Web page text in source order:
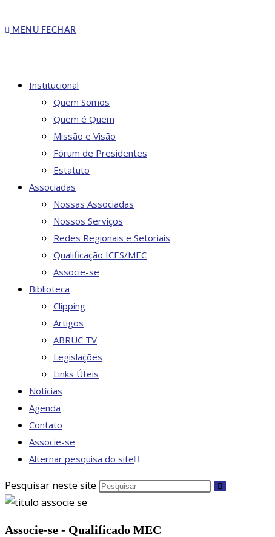
MENU FECHAR
Institucional
Quem Somos
Quem é Quem
Missão e Visão
Fórum de Presidentes
Estatuto
Associadas
Nossas Associadas
Nossos Serviços
Redes Regionais e Setoriais
Qualificação ICES/MEC
Associe-se
Biblioteca
Clipping
Artigos
ABRUC TV
Legislações
Links Úteis
Notícias
Agenda
Contato
Associe-se
Alternar pesquisa do site
Pesquisar neste site
Associe-se - Qualificado MEC